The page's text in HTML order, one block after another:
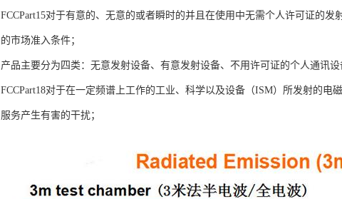
FCCPart15对于有意的、无意的或者瞬时的并且在使用中无需个人许可证的
的市场准入条件；
产品主要分为四类：无意发射设备、有意发射设备、不用许可证的个人通讯
FCCPart18对于在一定频谱上工作的工业、科学以及设备（ISM）所发射的
服务产生有害的干扰；